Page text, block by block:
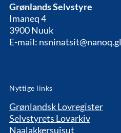
Grønlands Selvstyre
Imaneq 4
3900 Nuuk
E-mail: nsninatsit@nanoq.gl
Nyttige links
Grønlandsk Lovregister
Selvstyrets Lovarkiv
Naalakkersuisut